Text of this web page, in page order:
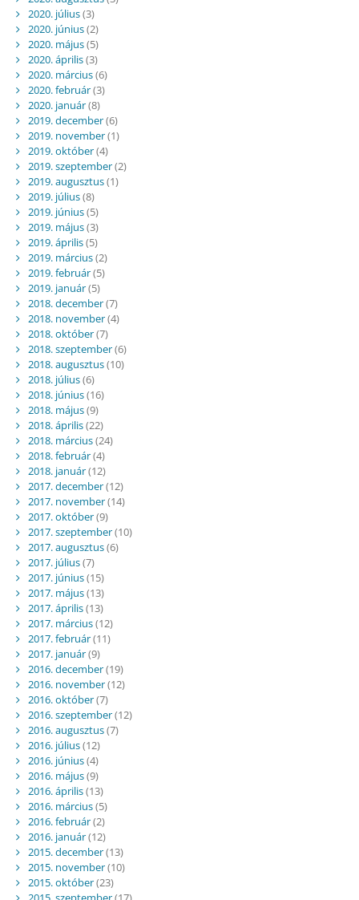
2020. július(3)
2020. június(2)
2020. május(5)
2020. április(3)
2020. március(6)
2020. február(3)
2020. január(8)
2019. december(6)
2019. november(1)
2019. október(4)
2019. szeptember(2)
2019. augusztus(1)
2019. július(8)
2019. június(5)
2019. május(3)
2019. április(5)
2019. március(2)
2019. február(5)
2019. január(5)
2018. december(7)
2018. november(4)
2018. október(7)
2018. szeptember(6)
2018. augusztus(10)
2018. július(6)
2018. június(16)
2018. május(9)
2018. április(22)
2018. március(24)
2018. február(4)
2018. január(12)
2017. december(12)
2017. november(14)
2017. október(9)
2017. szeptember(10)
2017. augusztus(6)
2017. július(7)
2017. június(15)
2017. május(13)
2017. április(13)
2017. március(12)
2017. február(11)
2017. január(9)
2016. december(19)
2016. november(12)
2016. október(7)
2016. szeptember(12)
2016. augusztus(7)
2016. július(12)
2016. június(4)
2016. május(9)
2016. április(13)
2016. március(5)
2016. február(2)
2016. január(12)
2015. december(13)
2015. november(10)
2015. október(23)